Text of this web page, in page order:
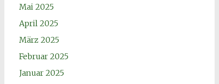
Mai 2025
April 2025
März 2025
Februar 2025
Januar 2025